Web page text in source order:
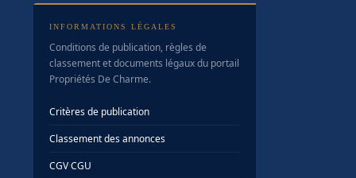
INFORMATIONS LÉGALES
Conditions de publication, règles de
classement et documents légaux du portail
Propriétés De Charme.
Critères de publication
Classement des annonces
CGV·CGU